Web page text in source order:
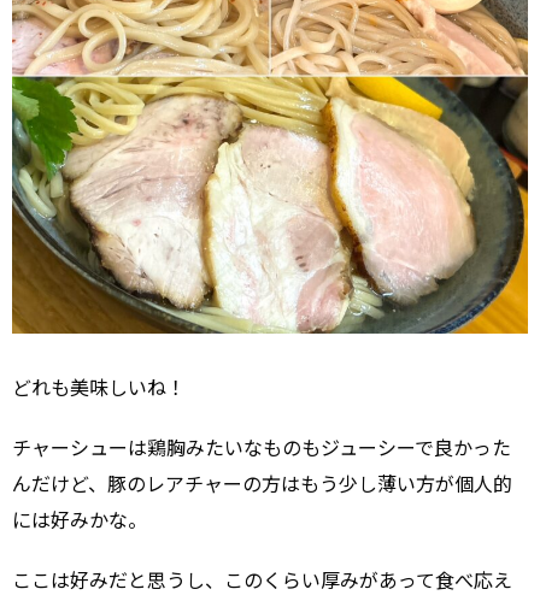
どれも美味しいね！
チャーシューは鶏胸みたいなものもジューシーで良かった
んだけど、豚のレアチャーの方はもう少し薄い方が個人的
には好みかな。
ここは好みだと思うし、このくらい厚みがあって食べ応え